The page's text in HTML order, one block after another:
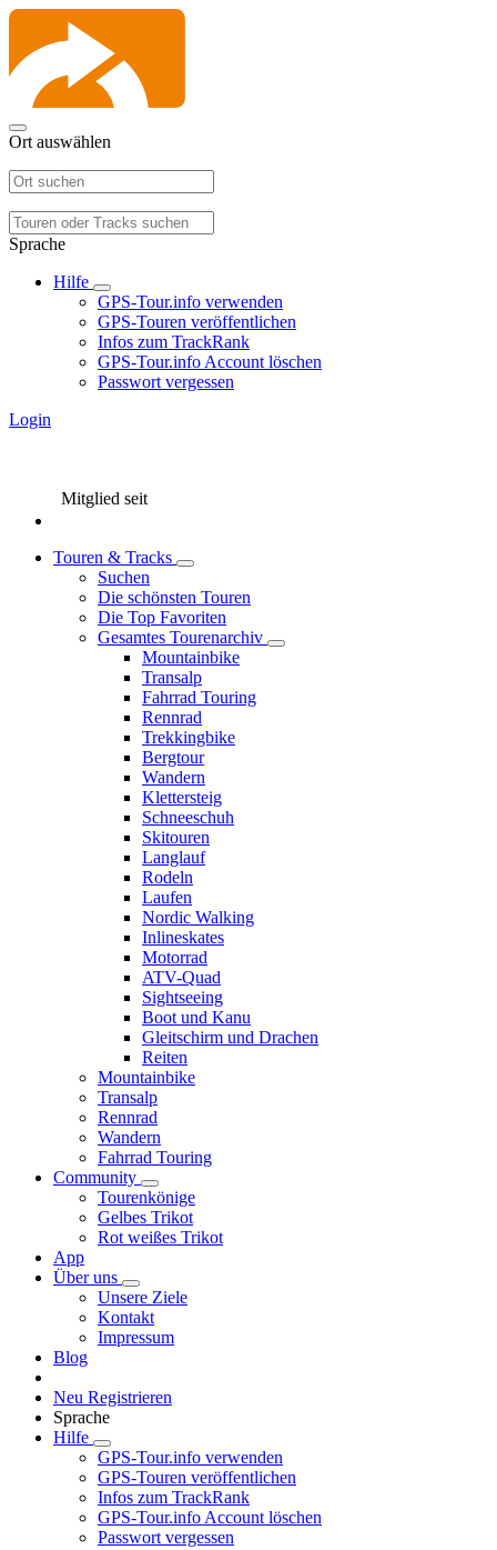
Ort auswählen
Sprache
Hilfe
GPS-Tour.info verwenden
GPS-Touren veröffentlichen
Infos zum TrackRank
GPS-Tour.info Account löschen
Passwort vergessen
Login
Mitglied seit
Touren & Tracks
Suchen
Die schönsten Touren
Die Top Favoriten
Gesamtes Tourenarchiv
Mountainbike
Transalp
Fahrrad Touring
Rennrad
Trekkingbike
Bergtour
Wandern
Klettersteig
Schneeschuh
Skitouren
Langlauf
Rodeln
Laufen
Nordic Walking
Inlineskates
Motorrad
ATV-Quad
Sightseeing
Boot und Kanu
Gleitschirm und Drachen
Reiten
Mountainbike
Transalp
Rennrad
Wandern
Fahrrad Touring
Community
Tourenkönige
Gelbes Trikot
Rot weißes Trikot
App
Über uns
Unsere Ziele
Kontakt
Impressum
Blog
Neu Registrieren
Sprache
Hilfe
GPS-Tour.info verwenden
GPS-Touren veröffentlichen
Infos zum TrackRank
GPS-Tour.info Account löschen
Passwort vergessen